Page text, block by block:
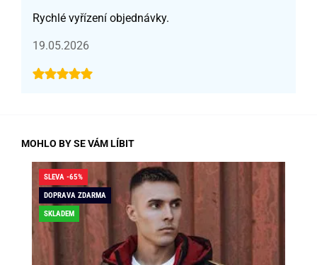
Rychlé vyřízení objednávky.
19.05.2026
MOHLO BY SE VÁM LÍBIT
SLEVA -65%
DOPRAVA ZDARMA
SKLADEM